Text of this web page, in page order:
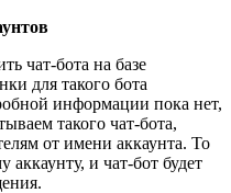
чат-бота на базе
для такого бота
информации пока нет,
такого чат-бота,
от имени аккаунта. То
аккаунту, и чат-бот будет